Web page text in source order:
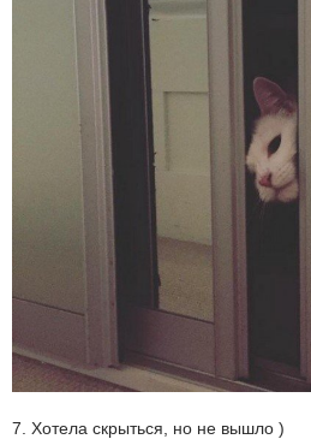
7. Хотела скрыться, но не вышло )